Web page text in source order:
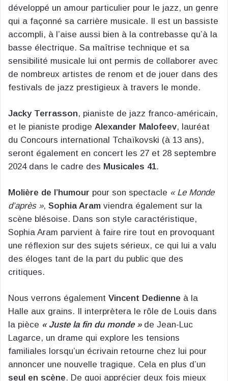
développé un amour particulier pour le jazz, un genre
qui a façonné sa carrière musicale. Il est un bassiste
accompli, à l’aise aussi bien à la contrebasse qu’à la
basse électrique. Sa maîtrise technique et sa
sensibilité musicale lui ont permis de collaborer avec
de nombreux artistes de renom et de jouer dans des
festivals de jazz prestigieux à travers le monde.
Jacky Terrasson, pianiste de jazz franco-américain,
et le pianiste prodige Alexander Malofeev, lauréat
du Concours international Tchaïkovski (à 13 ans),
seront également en concert les 27 et 28 septembre
2024 dans le cadre des Musicales 41.
Molière de l’humour pour son spectacle « Le Monde
d’après », Sophia Aram viendra également sur la
scène blésoise. Dans son style caractéristique,
Sophia Aram parvient à faire rire tout en provoquant
une réflexion sur des sujets sérieux, ce qui lui a valu
des éloges tant de la part du public que des
critiques.
Nous verrons également Vincent Dedienne à la
Halle aux grains. Il interprètera le rôle de Louis dans
la pièce « Juste la fin du monde »de Jean-Luc
Lagarce, un drame qui explore les tensions
familiales lorsqu’un écrivain retourne chez lui pour
annoncer une nouvelle tragique. Cela en plus d’un
seul en scène. De quoi apprécier deux fois mieux